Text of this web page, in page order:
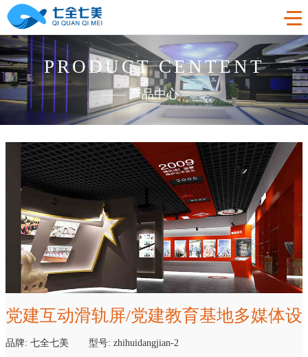
首页
工程案例
法制教育基地
廉洁廉政展厅
禁毒教育基地
党性教育基地
其他主题展厅
智慧农业项目
产品中心
法制教育基地数字化设备
廉政馆电子设备
禁毒教育基地设备
智慧党建中心多媒体设备
展厅多媒体设备
展厅幻影成像
购买指南
新闻中心
关于我们
企业简介
企业文化
联系我们
PRODUCT CENTENT
—— 产品中心 ——
党建互动滑轨屏/党建教育基地多媒体设
备
品牌: 七全七美 型号: zhihuidangjian-2